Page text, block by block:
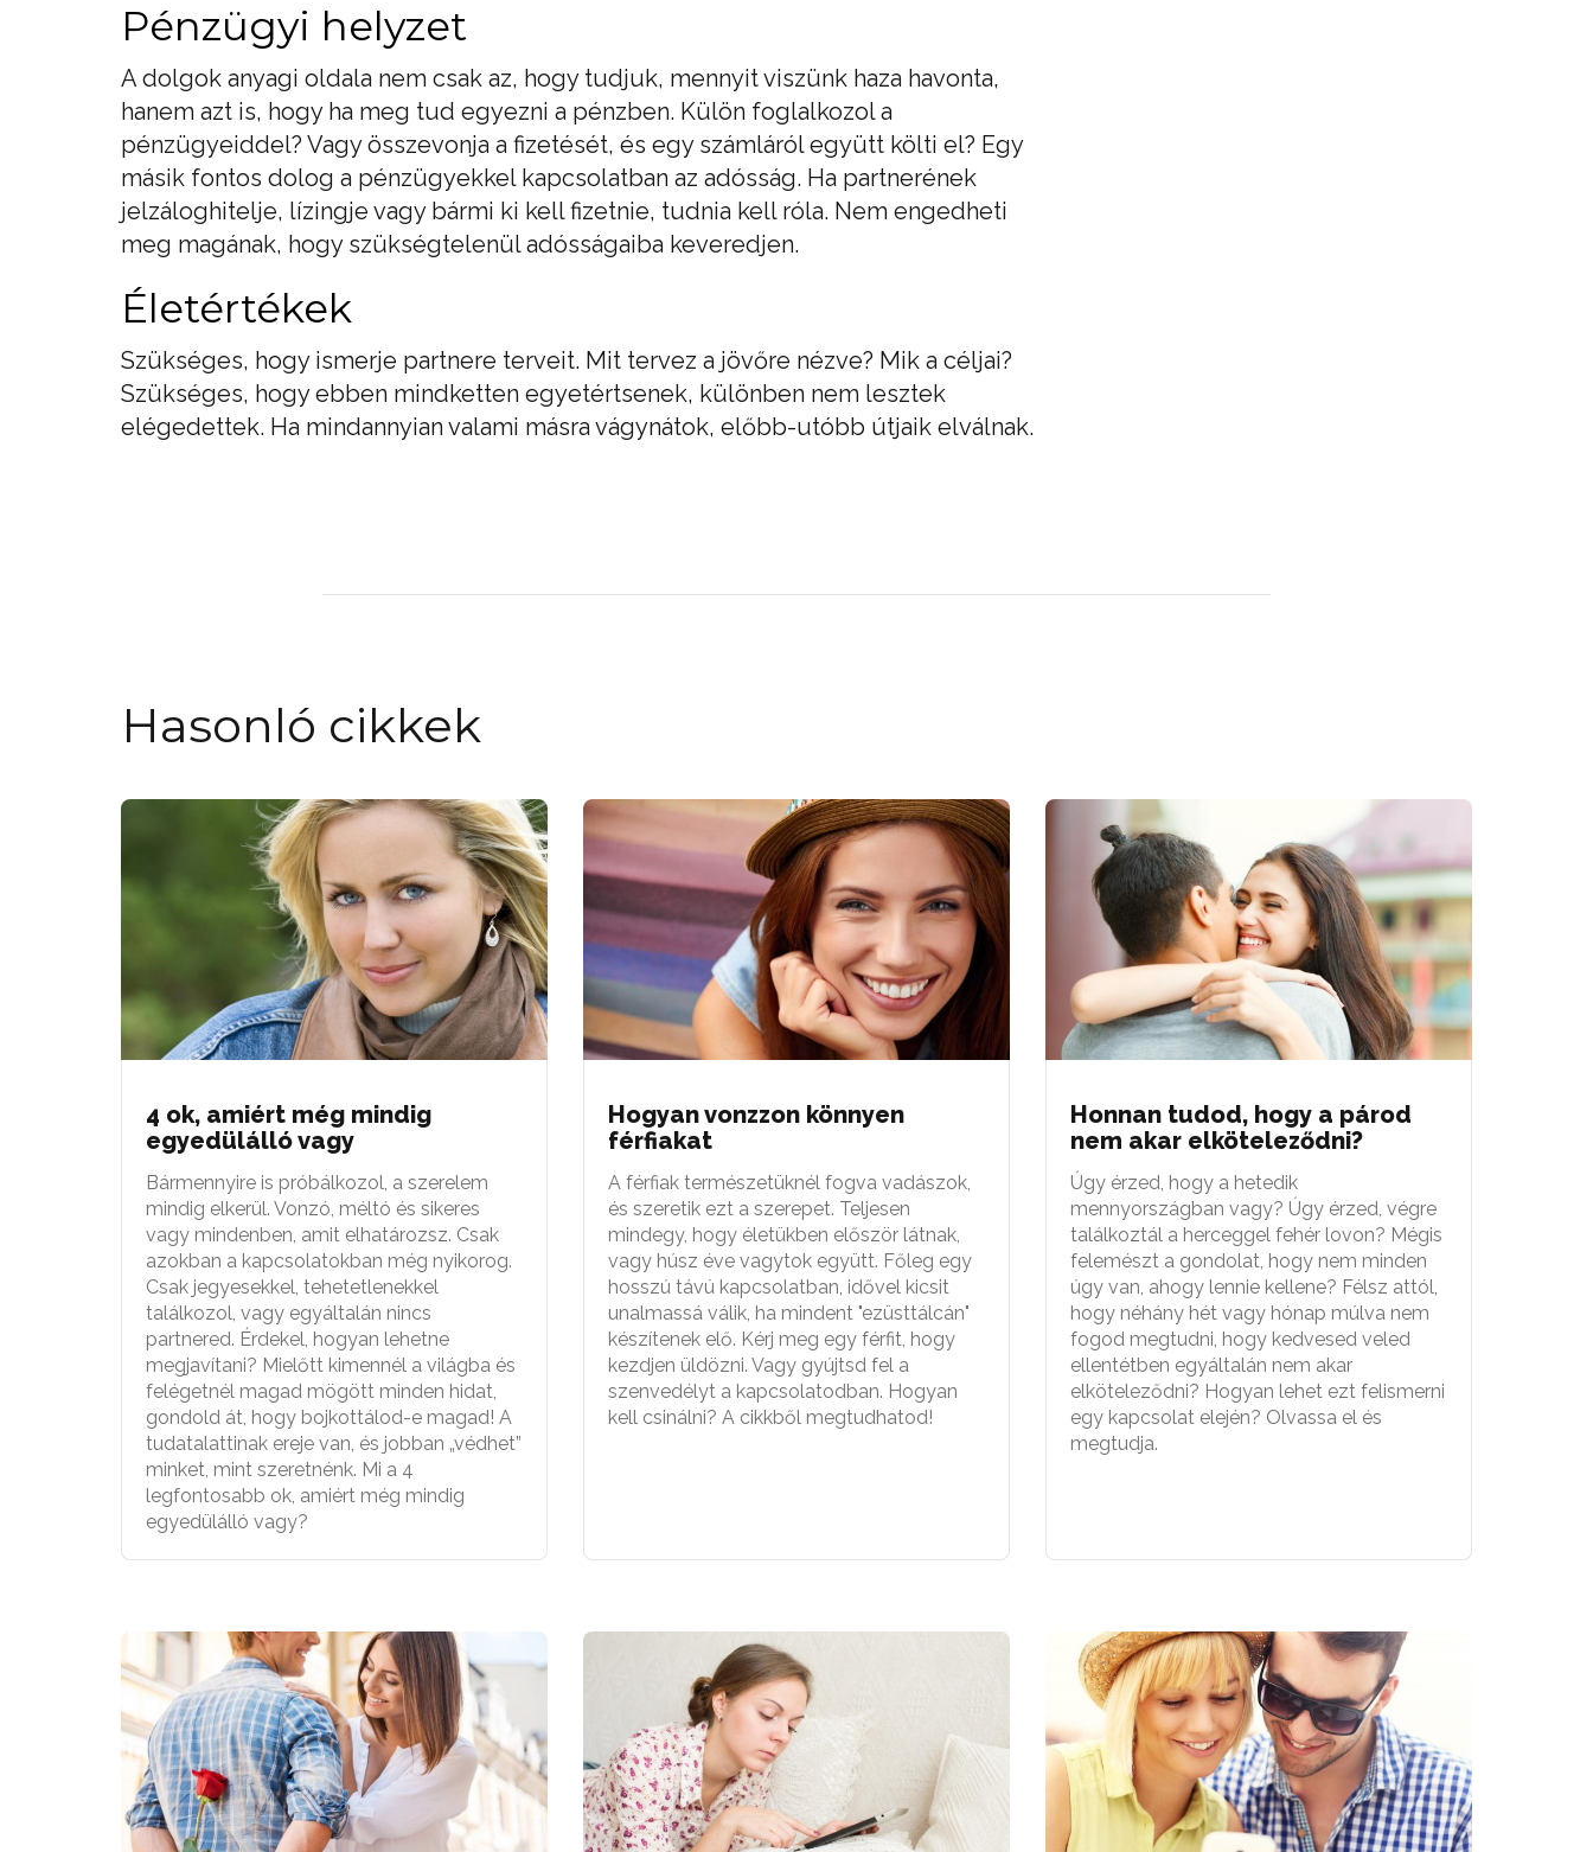
Pénzügyi helyzet
A dolgok anyagi oldala nem csak az, hogy tudjuk, mennyit viszünk haza havonta,
hanem azt is, hogy ha meg tud egyezni a pénzben. Külön foglalkozol a
pénzügyeiddel? Vagy összevonja a fizetését, és egy számláról együtt költi el? Egy
másik fontos dolog a pénzügyekkel kapcsolatban az adósság. Ha partnerének
jelzáloghitelje, lízingje vagy bármi ki kell fizetnie, tudnia kell róla. Nem engedheti
meg magának, hogy szükségtelenül adósságaiba keveredjen.
Életértékek
Szükséges, hogy ismerje partnere terveit. Mit tervez a jövőre nézve? Mik a céljai?
Szükséges, hogy ebben mindketten egyetértsenek, különben nem lesztek
elégedettek. Ha mindannyian valami másra vágynátok, előbb-utóbb útjaik elválnak.
Hasonló cikkek
4 ok, amiért még mindig
egyedülálló vagy
Bármennyire is próbálkozol, a szerelem
mindig elkerül. Vonzó, méltó és sikeres
vagy mindenben, amit elhatározsz. Csak
azokban a kapcsolatokban még nyikorog.
Csak jegyesekkel, tehetetlenekkel
találkozol, vagy egyáltalán nincs
partnered. Érdekel, hogyan lehetne
megjavítani? Mielőtt kimennél a világba és
felégetnél magad mögött minden hidat,
gondold át, hogy bojkottálod-e magad! A
tudatalattinak ereje van, és jobban „védhet”
minket, mint szeretnénk. Mi a 4
legfontosabb ok, amiért még mindig
egyedülálló vagy?
Hogyan vonzzon könnyen
férfiakat
A férfiak természetüknél fogva vadászok,
és szeretik ezt a szerepet. Teljesen
mindegy, hogy életükben először látnak,
vagy húsz éve vagytok együtt. Főleg egy
hosszú távú kapcsolatban, idővel kicsit
unalmassá válik, ha mindent "ezüsttálcán"
készítenek elő. Kérj meg egy férfit, hogy
kezdjen üldözni. Vagy gyújtsd fel a
szenvedélyt a kapcsolatodban. Hogyan
kell csinálni? A cikkből megtudhatod!
Honnan tudod, hogy a párod
nem akar elköteleződni?
Úgy érzed, hogy a hetedik
mennyországban vagy? Úgy érzed, végre
találkoztál a herceggel fehér lovon? Mégis
felemészt a gondolat, hogy nem minden
úgy van, ahogy lennie kellene? Félsz attól,
hogy néhány hét vagy hónap múlva nem
fogod megtudni, hogy kedvesed veled
ellentétben egyáltalán nem akar
elköteleződni? Hogyan lehet ezt felismerni
egy kapcsolat elején? Olvassa el és
megtudja.